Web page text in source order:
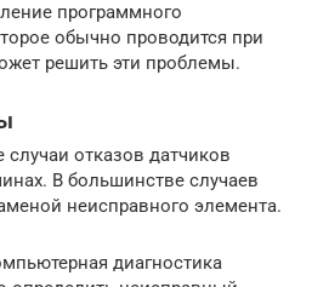
программного
обычно проводится при
решить эти проблемы.
отказов датчиков
В большинстве случаев
неисправного элемента.
диагностика